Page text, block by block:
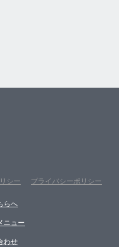
シー プライバシーポリシー
らへ
ニュー
わせ